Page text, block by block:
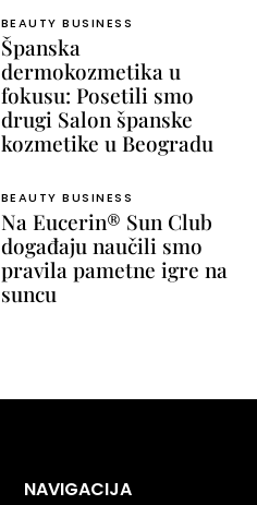
BEAUTY BUSINESS
Španska
dermokozmetika u
fokusu: Posetili smo
drugi Salon španske
kozmetike u Beogradu
BEAUTY BUSINESS
Na Eucerin® Sun Club
događaju naučili smo
pravila pametne igre na
suncu
NAVIGACIJA